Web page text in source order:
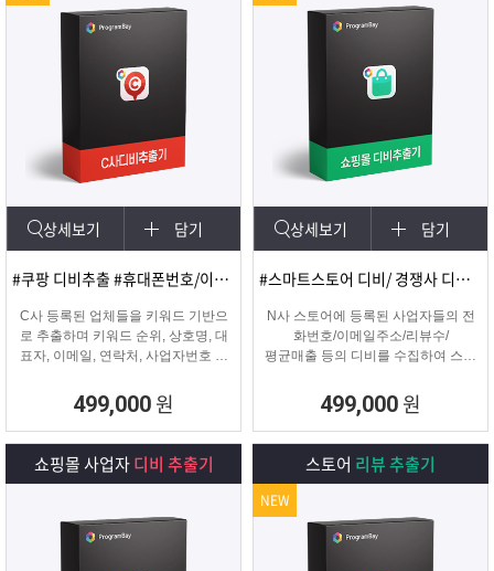
상세보기 담기
#쿠팡 디비추출 #휴대폰번호/이메일
C사 등록된 업체들을 키워드 기반으
로 추출하며 키워드 순위, 상호명, 대
표자, 이메일, 연락처, 사업자번호 등
추출해주는 프로그램
499,000 원
상세보기 담기
#스마트스토어 디비/ 경쟁사 디비 분석
N사 스토어에 등록된 사업자들의 전
화번호/이메일주소/리뷰수/
평균매출 등의 디비를 수집하여 스토
경쟁사 분석에 탁월한 프로그램입니
다.
499,000 원
쇼핑몰 사업자디비 추출기 스토어 리뷰 추출기
NEW